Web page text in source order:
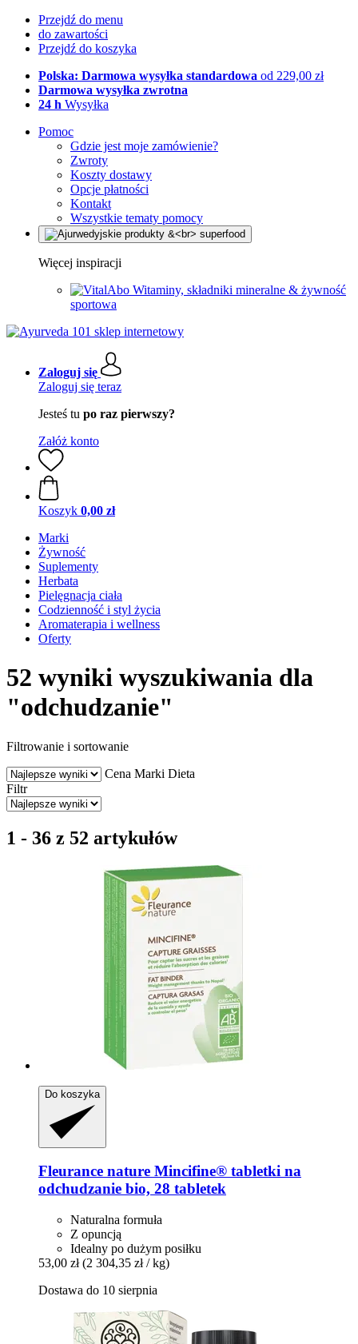
Przejdź do menu
do zawartości
Przejdź do koszyka
Polska: Darmowa wysyłka standardowa od 229,00 zł
Darmowa wysyłka zwrotna
24 h Wysyłka
Pomoc
Gdzie jest moje zamówienie?
Zwroty
Koszty dostawy
Opcje płatności
Kontakt
Wszystkie tematy pomocy
Więcej inspiracji
Witaminy, składniki mineralne & żywność
sportowa
Zaloguj się
Zaloguj się teraz
Jesteś tu po raz pierwszy?
Załóż konto
Koszyk 0,00 zł
Marki
Żywność
Suplementy
Herbata
Pielęgnacja ciała
Codzienność i styl życia
Aromaterapia i wellness
Oferty
52 wyniki wyszukiwania dla
"odchudzanie"
Filtrowanie i sortowanie
Cena Marki Dieta
Filtr
1 - 36 z 52 artykułów
Do koszyka
Fleurance nature Mincifine® tabletki na
odchudzanie bio, 28 tabletek
Naturalna formuła
Z opuncją
Idealny po dużym posiłku
53,00 zł (2 304,35 zł / kg)
Dostawa do 10 sierpnia